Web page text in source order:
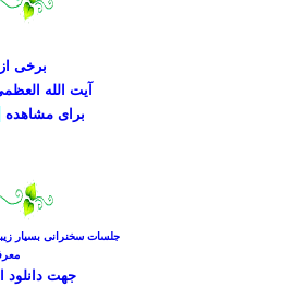
برخی
آیت الله
برای مشاهده
جلسات سخنرانی بسیار
جهت دانلود